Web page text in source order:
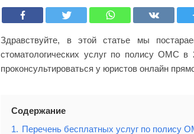
услуг
полису
в
2021
году
Здравствуйте, в этой статье мы
стоматологических услуг по полису ОМС
проконсультироваться у юристов онлайн
Содержание
1. Перечень бесплатных услуг по полису